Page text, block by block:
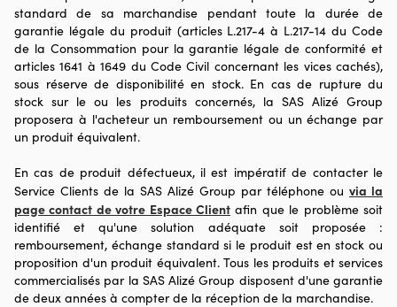
standard de sa marchandise pendant toute la durée de
garantie légale du produit (articles L.217-4 à L.217-14 du Code
de la Consommation pour la garantie légale de conformité et
articles 1641 à 1649 du Code Civil concernant les vices cachés),
sous réserve de disponibilité en stock. En cas de rupture du
stock sur le ou les produits concernés, la SAS Alizé Group
proposera à l'acheteur un remboursement ou un échange par
un produit équivalent.
En cas de produit défectueux, il est impératif de contacter le
Service Clients de la SAS Alizé Group par téléphone ou via la
page contact de votre Espace Client afin que le problème soit
identifié et qu'une solution adéquate soit proposée :
remboursement, échange standard si le produit est en stock ou
proposition d'un produit équivalent. Tous les produits et services
commercialisés par la SAS Alizé Group disposent d'une garantie
de deux années à compter de la réception de la marchandise.